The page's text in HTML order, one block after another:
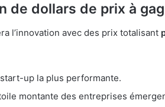
de dollars de prix à
l’innovation avec des prix totalisant
up la plus performante.
montante des entreprises